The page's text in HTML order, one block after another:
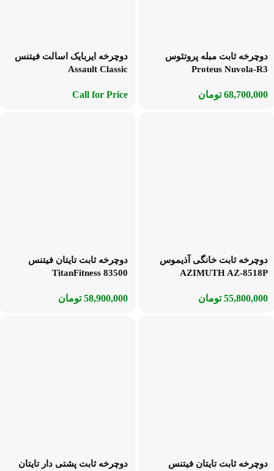
دوچرخه ثابت مبله پروتئوس
Proteus Nuvola-R3
68,700,000 تومان
دوچرخه ایربایک اسالت فیتنس
Assault Classic
Call for Price
دوچرخه ثابت خانگی آذیموس
AZIMUTH AZ-8518P
55,800,000 تومان
دوچرخه ثابت تایتان فیتنس
TitanFitness 83500
58,900,000 تومان
دوچرخه ثابت تایتان فیتنس
دوچرخه ثابت پشتی دار تایتان